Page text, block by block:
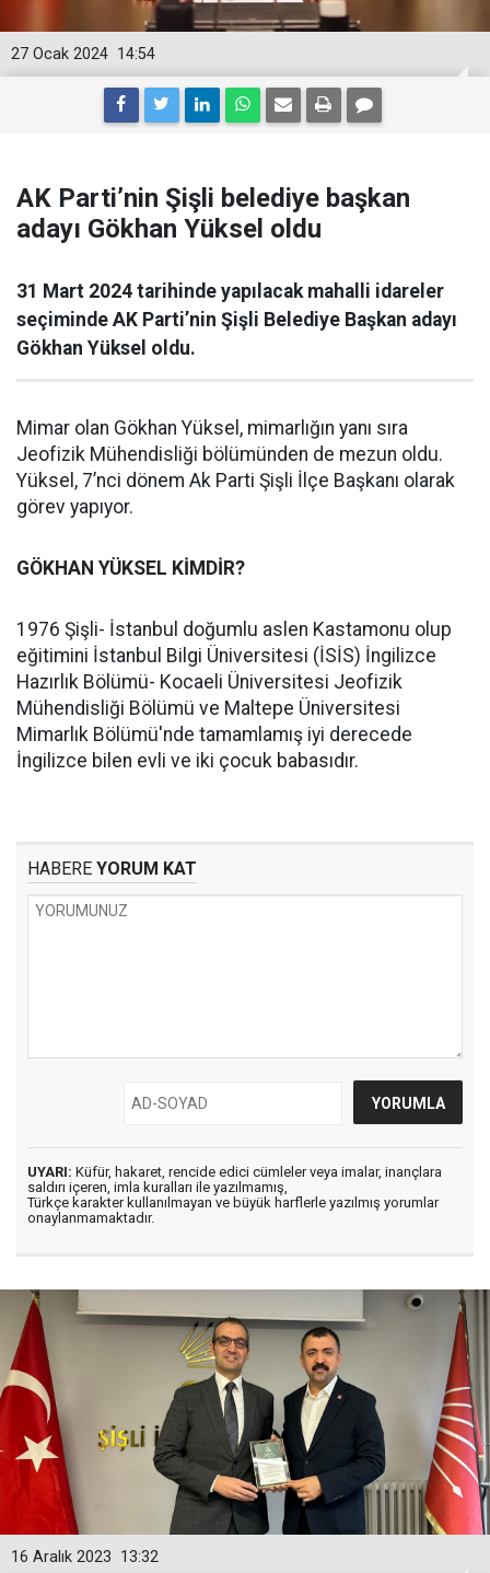
14:54
27 Ocak 2024
AK Parti’nin Şişli belediye başkan
adayı Gökhan Yüksel oldu
31 Mart 2024 tarihinde yapılacak mahalli idareler
seçiminde AK Parti’nin Şişli Belediye Başkan adayı
Gökhan Yüksel oldu.
Mimar olan Gökhan Yüksel, mimarlığın yanı sıra
Jeofizik Mühendisliği bölümünden de mezun oldu.
Yüksel, 7’nci dönem Ak Parti Şişli İlçe Başkanı olarak
görev yapıyor.
GÖKHAN YÜKSEL KİMDİR?
1976 Şişli- İstanbul doğumlu aslen Kastamonu olup
eğitimini İstanbul Bilgi Üniversitesi (İSİS) İngilizce
Hazırlık Bölümü- Kocaeli Üniversitesi Jeofizik
Mühendisliği Bölümü ve Maltepe Üniversitesi
Mimarlık Bölümü'nde tamamlamış iyi derecede
İngilizce bilen evli ve iki çocuk babasıdır.
HABERE YORUM KAT
UYARI: Küfür, hakaret, rencide edici cümleler veya imalar, inançlara
saldırı içeren, imla kuralları ile yazılmamış,
Türkçe karakter kullanılmayan ve büyük harflerle yazılmış yorumlar
onaylanmamaktadır.
13:32
16 Aralık 2023